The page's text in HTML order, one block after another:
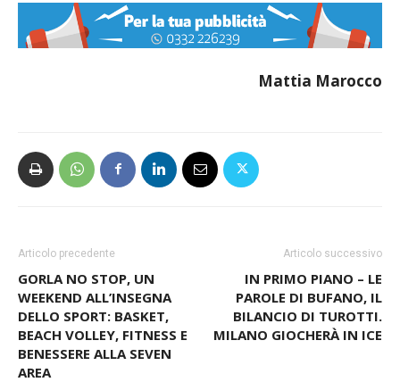
Mattia Marocco
Articolo precedente
GORLA NO STOP, UN
WEEKEND ALL’INSEGNA
DELLO SPORT: BASKET,
BEACH VOLLEY, FITNESS E
BENESSERE ALLA SEVEN
AREA
Articolo successivo
IN PRIMO PIANO – LE
PAROLE DI BUFANO, IL
BILANCIO DI TUROTTI.
MILANO GIOCHERÀ IN ICE